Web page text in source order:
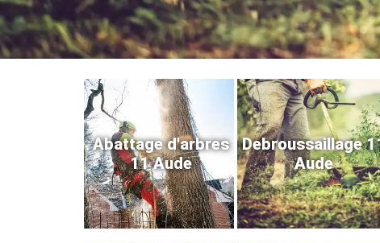
Abattage d'arbres
11 Aude
Debroussaillage
Aude